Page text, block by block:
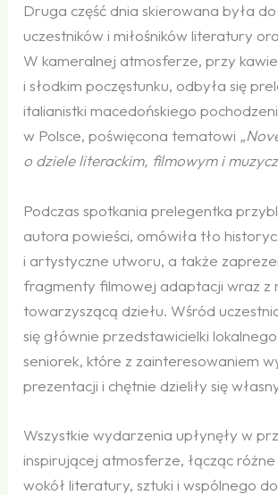
Druga część dnia skierowana była
uczestników i miłośników literatury
W kameralnej atmosferze, przy
i słodkim poczęstunku, odbyła się
italianistki macedońskiego
w Polsce, poświęcona tematowi
o dziele literackim, filmowym i
Podczas spotkania prelegentka
autora powieści, omówiła tło
i artystyczne utworu, a także
fragmenty filmowej adaptacji wraz z
towarzyszącą dziełu. Wśród
się głównie przedstawicielki
seniorek, które z zainteresowaniem
prezentacji i chętnie dzieliły się
Wszystkie wydarzenia upłynęły w
inspirującej atmosferze, łącząc
wokół literatury, sztuki i wspólnego